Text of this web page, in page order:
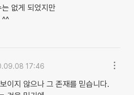
없게 되었지만
^^
17:46
이지 않으나 그 존재를 믿습니다.